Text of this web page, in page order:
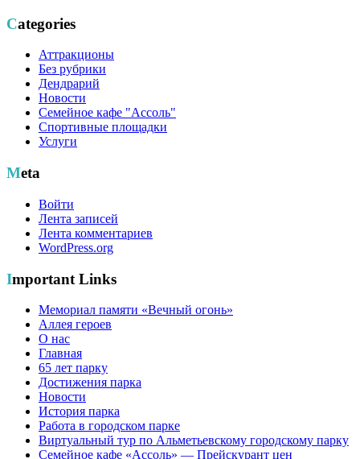
Categories
Аттракционы
Без рубрики
Дендрарий
Новости
Семейное кафе "Ассоль"
Спортивные площадки
Услуги
Meta
Войти
Лента записей
Лента комментариев
WordPress.org
Important Links
Мемориал памяти «Вечный огонь»
Аллея героев
О нас
Главная
65 лет парку
Достижения парка
Новости
История парка
Работа в городском парке
Виртуальный тур по Альметьевскому городскому парку
Семейное кафе «Ассоль» — Прейскурант цен